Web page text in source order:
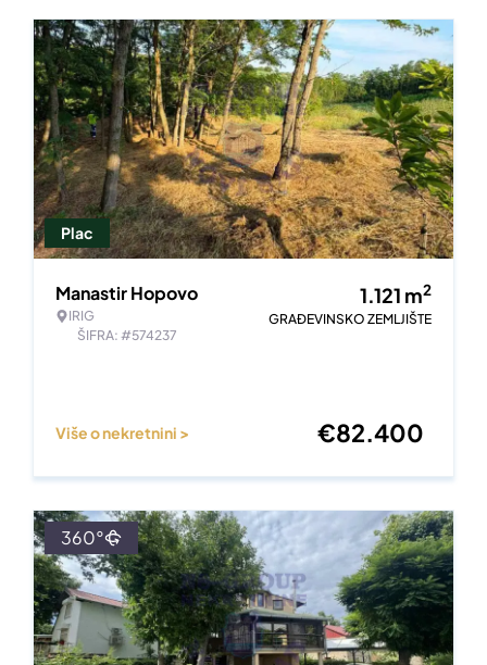
Plac
Manastir Hopovo
IRIG
ŠIFRA: #574237
1.121 m2
GRAĐEVINSKO ZEMLJIŠTE
Više o nekretnini > €82.400
360°